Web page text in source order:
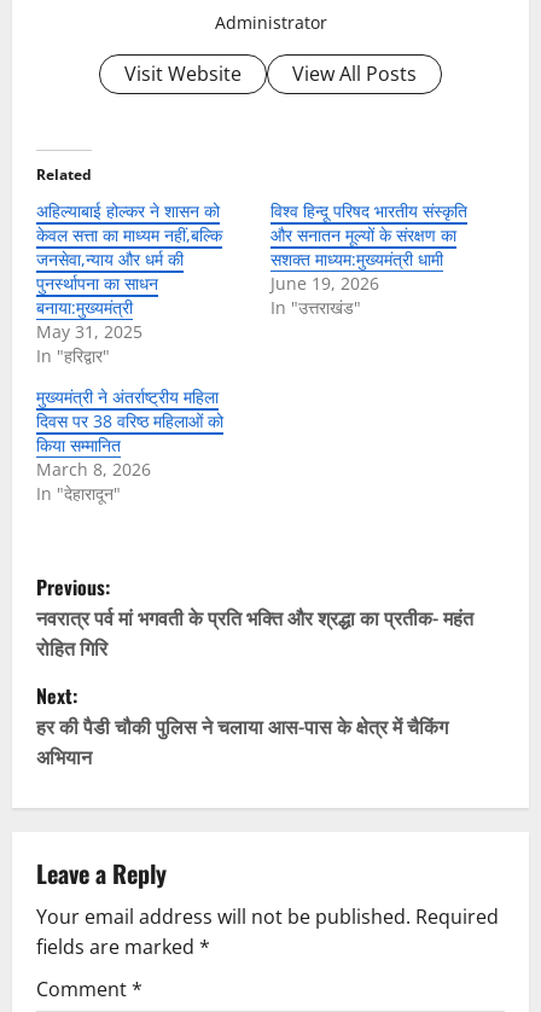
Administrator
Visit Website View All Posts
Related
अहिल्याबाई होल्कर ने शासन को
केवल सत्ता का माध्यम नहीं,बल्कि
जनसेवा,न्याय और धर्म की
पुनर्स्थापना का साधन
बनाया:मुख्यमंत्री
May 31, 2025
In "हरिद्वार"
विश्व हिन्दू परिषद भारतीय संस्कृति
और सनातन मूल्यों के संरक्षण का
सशक्त माध्यम:मुख्यमंत्री धामी
June 19, 2026
In "उत्तराखंड"
मुख्यमंत्री ने अंतर्राष्ट्रीय महिला
दिवस पर 38 वरिष्ठ महिलाओं को
किया सम्मानित
March 8, 2026
In "देहारादून"
P
o
s
t
n
v
i
g
Previous:
नवरात्र पर्व मां भगवती के प्रति भक्ति और श्रद्धा का प्रतीक- महंत
रोहित गिरि
Next:
हर की पैडी चौकी पुलिस ने चलाया आस-पास के क्षेत्र में चैकिंग
अभियान
Leave a Reply
Your email address will not be published. Required
fields are marked *
Comment*